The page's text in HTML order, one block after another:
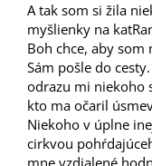
A tak som si žila
myšlienky na
Boh chce, aby
Sám pošle do
odrazu mi niekoho
kto ma očaril
Niekoho v úplne
cirkvou
mne vzdialené